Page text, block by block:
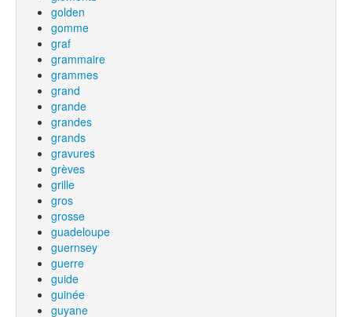
golden
gomme
graf
grammaire
grammes
grand
grande
grandes
grands
gravures
grèves
grille
gros
grosse
guadeloupe
guernsey
guerre
guide
guinée
guyane